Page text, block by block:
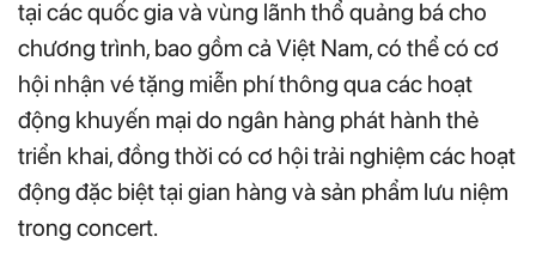
tại các quốc gia và vùng lãnh thổ quảng bá cho
chương trình, bao gồm cả Việt Nam, có thể có cơ
hội nhận vé tặng miễn phí thông qua các hoạt
động khuyến mại do ngân hàng phát hành thẻ
triển khai, đồng thời có cơ hội trải nghiệm các hoạt
động đặc biệt tại gian hàng và sản phẩm lưu niệm
trong concert.